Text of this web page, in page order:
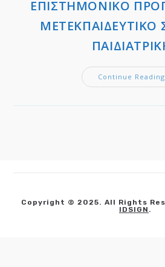
ΕΠΙΣΤΗΜΟΝΙΚΟ
ΜΕΤΕΚΠΑΙΔΕΥΤΙΚΟ
Continue Reading
Copyright © 2025. All Rights
IDSIGN .